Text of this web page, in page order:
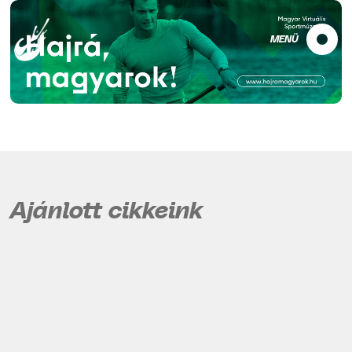
MENÜ
Ajánlott cikkeink